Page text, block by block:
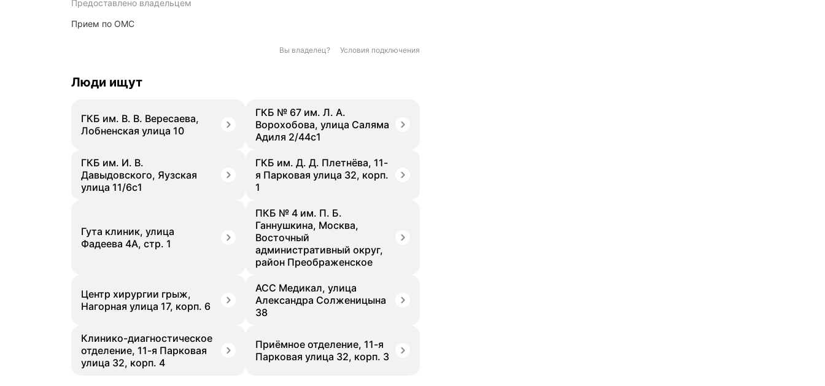
Предоставлено владельцем
прием по ОМС
Вы владелец? Условия подключения
Люди ищут
ГКБ им. В. В. Вересаева,
Лобненская улица 10
ГКБ № 67 им. Л. А.
Ворохобова, улица Саляма
Адиля 2/44с1
ГКБ им. И. В.
Давыдовского, Яузская
улица 11/6с1
ГКБ им. Д. Д. Плетнёва, 11-
я Парковая улица 32, корп.
1
Гута клиник, улица
Фадеева 4А, стр. 1
ПКБ № 4 им. П. Б.
Ганнушкина, Москва,
Восточный
административный округ,
район Преображенское
Центр хирургии грыж,
Нагорная улица 17, корп. 6
АСС Медикал, улица
Александра Солженицына
38
Клинико-диагностическое
отделение, 11-я Парковая
улица 32, корп. 4
Приёмное отделение, 11-я
Парковая улица 32, корп. 3